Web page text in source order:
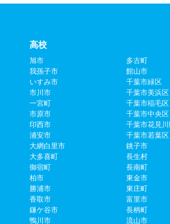
高校
旭市
我孫子市
いすみ市
市川市
一宮町
市原市
印西市
浦安市
大網白里市
大多喜町
御宿町
柏市
勝浦市
香取市
鎌ケ谷市
鴨川市
多古町
館山市
千葉市緑区
千葉市美浜区
千葉市稲毛区
千葉市中央区
千葉市花見
千葉市若葉区
銚子市
長生村
長南町
東金市
東庄町
富里市
長柄町
流山市